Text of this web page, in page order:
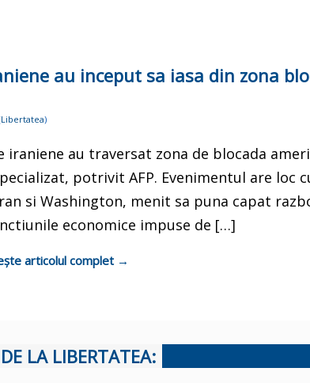
au inceput sa iasa din zona
Libertatea)
iraniene au traversat zona de blocada
potrivit AFP. Evenimentul are loc
si Washington, menit sa puna capat
economice impuse de […]
articolul complet →
LA LIBERTATEA: